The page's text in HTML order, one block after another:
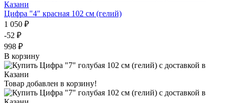
Цифра "4" красная 102 см (гелий)
1 050 ₽
-52 ₽
998 ₽
В корзину
Товар добавлен в корзину!